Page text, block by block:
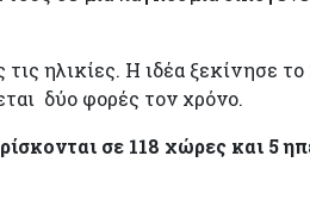
ηλικίες. Η ιδέα ξεκίνησε το
δύο φορές τον χρόνο.
σε 118 χώρες και 5